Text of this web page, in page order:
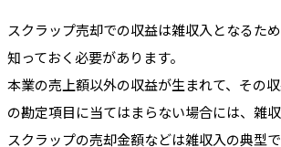
スクラップ売却での収益は雑収入となるた
知っておく必要があります。
本業の売上額以外の収益が生まれて、その
の勘定項目に当てはまらない場合には、雑収
スクラップの売却金額などは雑収入の典型